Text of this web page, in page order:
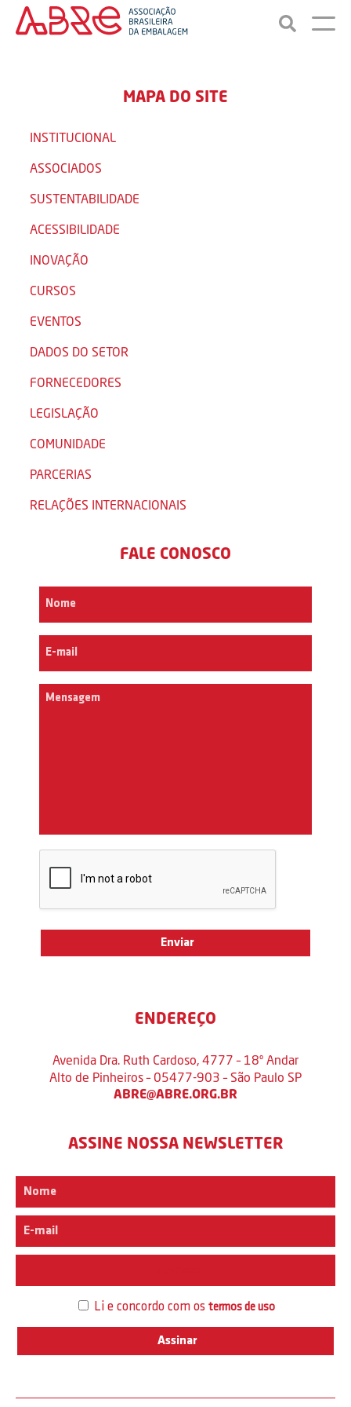
MAPA DO SITE
INSTITUCIONAL
ASSOCIADOS
SUSTENTABILIDADE
ACESSIBILIDADE
INOVAÇÃO
CURSOS
EVENTOS
DADOS DO SETOR
FORNECEDORES
LEGISLAÇÃO
COMUNIDADE
PARCERIAS
RELAÇÕES INTERNACIONAIS
FALE CONOSCO
ENDEREÇO
Avenida Dra. Ruth Cardoso, 4777 – 18º Andar
Alto de Pinheiros – 05477-903 – São Paulo SP
ABRE@ABRE.ORG.BR
ASSINE NOSSA NEWSLETTER
Li e concordo com os termos de uso